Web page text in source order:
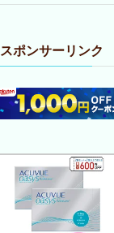
(29)
(1)
(1)
(2)
(2)
(3)
(26)
(2)
(2)
(14)
(13)
(11)
(1)
(1)
(6)
(3)
スポンサーリンク